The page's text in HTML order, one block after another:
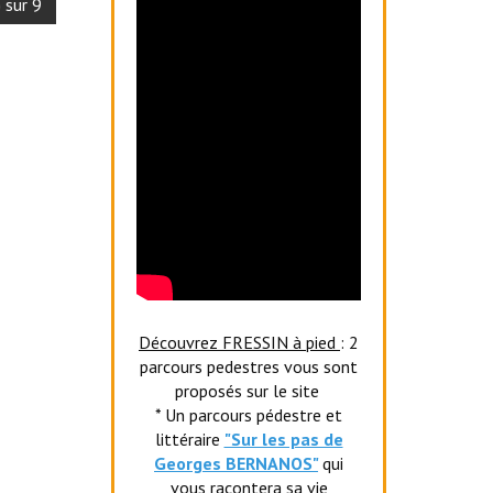
Découvrez FRESSIN à pied : 2
parcours pedestres vous sont
proposés sur le site
* Un parcours pédestre et
littéraire "Sur les pas de
Georges BERNANOS" qui
vous racontera sa vie